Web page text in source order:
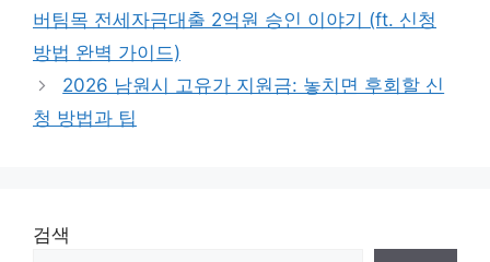
버팀목 전세자금대출 2억원 승인 이야기 (ft. 신청
방법 완벽 가이드)
2026 남원시 고유가 지원금: 놓치면 후회할 신
청 방법과 팁
검색